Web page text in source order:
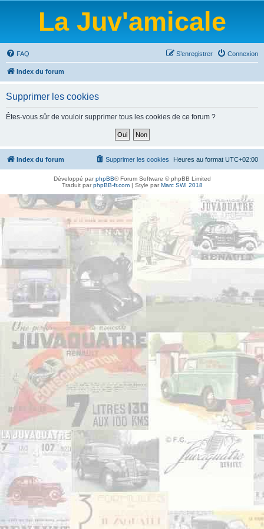
La Juv'amicale
FAQ Connexion
S’enregistrer
Index du forum
Supprimer les cookies
Êtes-vous sûr de vouloir supprimer tous les cookies de ce forum ?
Index du forum Heures au format UTC+02:00
Supprimer les cookies
Développé parphpBB® Forum Software © phpBB Limited
Traduit parphpBB-fr.com| Style parMarc SWI 2018